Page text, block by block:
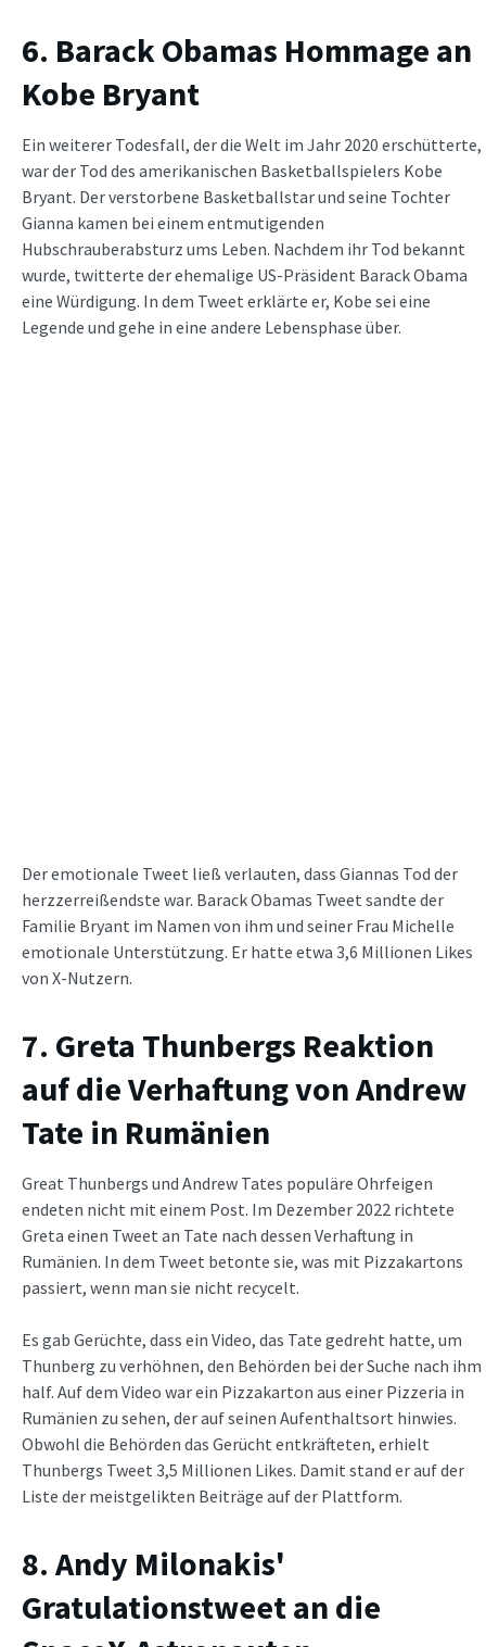
6. Barack Obamas Hommage an
Kobe Bryant
Ein weiterer Todesfall, der die Welt im Jahr 2020 erschütterte,
war der Tod des amerikanischen Basketballspielers Kobe
Bryant. Der verstorbene Basketballstar und seine Tochter
Gianna kamen bei einem entmutigenden
Hubschrauberabsturz ums Leben. Nachdem ihr Tod bekannt
wurde, twitterte der ehemalige US-Präsident Barack Obama
eine Würdigung. In dem Tweet erklärte er, Kobe sei eine
Legende und gehe in eine andere Lebensphase über.
Der emotionale Tweet ließ verlauten, dass Giannas Tod der
herzzerreißendste war. Barack Obamas Tweet sandte der
Familie Bryant im Namen von ihm und seiner Frau Michelle
emotionale Unterstützung. Er hatte etwa 3,6 Millionen Likes
von X-Nutzern.
7. Greta Thunbergs Reaktion
auf die Verhaftung von Andrew
Tate in Rumänien
Great Thunbergs und Andrew Tates populäre Ohrfeigen
endeten nicht mit einem Post. Im Dezember 2022 richtete
Greta einen Tweet an Tate nach dessen Verhaftung in
Rumänien. In dem Tweet betonte sie, was mit Pizzakartons
passiert, wenn man sie nicht recycelt.
Es gab Gerüchte, dass ein Video, das Tate gedreht hatte, um
Thunberg zu verhöhnen, den Behörden bei der Suche nach ihm
half. Auf dem Video war ein Pizzakarton aus einer Pizzeria in
Rumänien zu sehen, der auf seinen Aufenthaltsort hinwies.
Obwohl die Behörden das Gerücht entkräfteten, erhielt
Thunbergs Tweet 3,5 Millionen Likes. Damit stand er auf der
Liste der meistgelikten Beiträge auf der Plattform.
8. Andy Milonakis'
Gratulationstweet an die